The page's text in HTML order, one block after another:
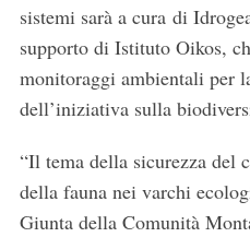
sistemi sarà a cura di
supporto di Istituto Oikos,
monitoraggi ambientali per
dell’iniziativa sulla
“Il tema della sicurezza del
della fauna nei varchi
Giunta della Comunità